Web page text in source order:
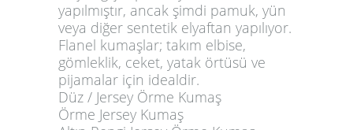
yapılmıştır, ancak şimdi pamuk, yün
veya diğer sentetik elyaftan yapılıyor.
Flanel kumaşlar; takım elbise,
gömleklik, ceket, yatak örtüsü ve
pijamalar için idealdir.
Düz / Jersey Örme Kumaş
Örme Jersey Kumaş